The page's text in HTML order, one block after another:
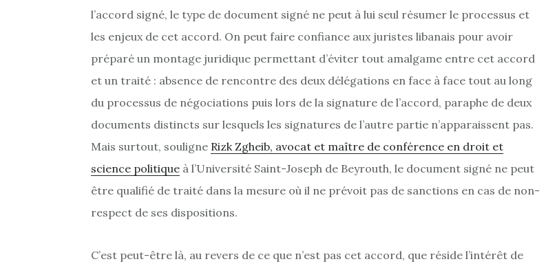
l’accord signé, le type de document signé ne peut à lui seul résumer le processus et
les enjeux de cet accord. On peut faire confiance aux juristes libanais pour avoir
préparé un montage juridique permettant d’éviter tout amalgame entre cet accord
et un traité : absence de rencontre des deux délégations en face à face tout au long
du processus de négociations puis lors de la signature de l’accord, paraphe de deux
documents distincts sur lesquels les signatures de l’autre partie n’apparaissent pas.
Mais surtout, souligne Rizk Zgheib, avocat et maître de conférence en droit et
science politique à l’Université Saint-Joseph de Beyrouth, le document signé ne peut
être qualifié de traité dans la mesure où il ne prévoit pas de sanctions en cas de non-
respect de ses dispositions.
C’est peut-être là, au revers de ce que n’est pas cet accord, que réside l’intérêt de